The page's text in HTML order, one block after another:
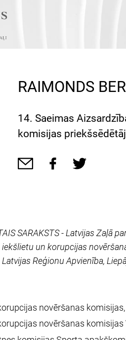
RAIMONDS
14. Saeimas
komisijas
SARAKSTS - Latvijas Zaļā
un korupcijas
Reģionu Apvienība,
novēršanas
novēršanas